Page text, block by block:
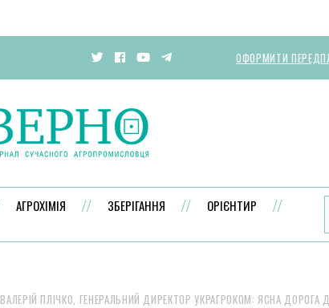
ОФОРМИТИ
АГРОХІМІЯ ЗБЕРІГАННЯ
ОРІЄНТИР
ВАЛЕРІЙ ПЛІЧКО, ГЕНЕРАЛЬНИЙ ДИРЕКТОР УКРАГРОКОМ: ЯСНА ДОРОГА